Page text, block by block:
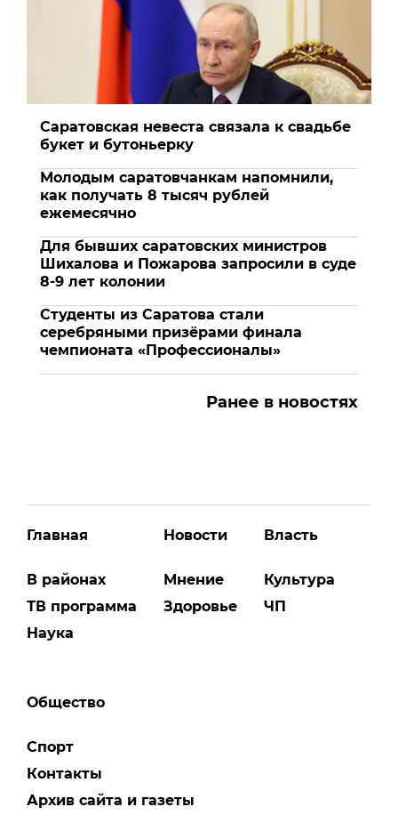
Саратовская невеста связала к свадьбе
букет и бутоньерку
Молодым саратовчанкам напомнили,
как получать 8 тысяч рублей
ежемесячно
Для бывших саратовских министров
Шихалова и Пожарова запросили в суде
8-9 лет колонии
Студенты из Саратова стали
серебряными призёрами финала
чемпионата «Профессионалы»
Ранее в новостях
Главная
В районах
ТВ программа
Наука
Новости
Мнение
Здоровье
Власть
Культура
ЧП
Общество
Спорт
Контакты
Архив сайта и газеты